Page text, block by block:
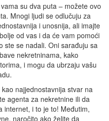
su dva puta – možete ovo
Mnogi ljudi se odlučuju za
i unosnija, ali imajte
od vas i da će vam pomoći
ste se nadali. Oni sarađuju sa
nekretninama, kako
i mogu da ubrzaju vašu
najjednostavnija stvar na
agenta za nekretnine ili da
internet, i to je to! Međutim,
naročito ako želite da